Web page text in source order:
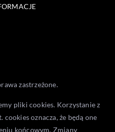
zastrzeżone.
pliki cookies. Korzystanie z
oznacza, że będą one
końcowym. Zmiany